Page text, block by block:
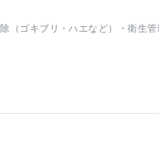
（ゴキブリ・ハエなど）・衛生